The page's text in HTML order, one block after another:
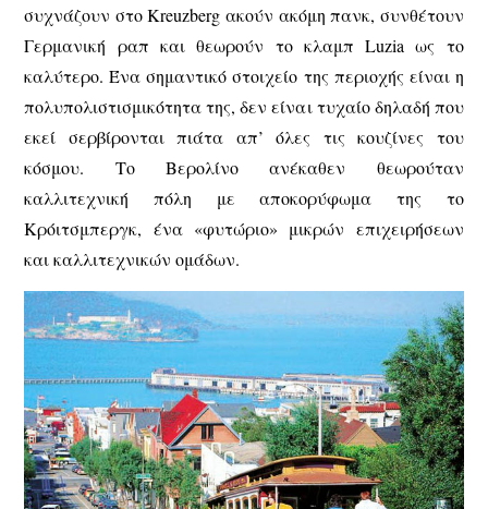
συχνάζουν στο Kreuzberg ακούν ακόμη πανκ, συνθέτουν
Γερμανική ραπ και θεωρούν το κλαμπ Luzia ως το
καλύτερο. Ένα σημαντικό στοιχείο της περιοχής είναι η
πολυπολιστισμικότητα της, δεν είναι τυχαίο δηλαδή που
εκεί σερβίρονται πιάτα απ’ όλες τις κουζίνες του
κόσμου. Το Βερολίνο ανέκαθεν θεωρούταν
καλλιτεχνική πόλη με αποκορύφωμα της το
Κρόιτσμπεργκ, ένα «φυτώριο» μικρών επιχειρήσεων
και καλλιτεχνικών ομάδων.